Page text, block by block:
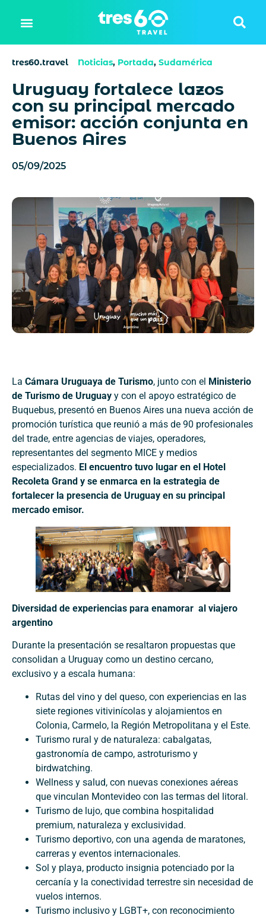
tres60.travel Noticias, Portada, Sudamérica
Uruguay fortalece lazos
con su principal mercado
emisor: acción conjunta en
Buenos Aires
05/09/2025
La Cámara Uruguaya de Turismo, junto con el Ministerio
de Turismo de Uruguay y con el apoyo estratégico de
Buquebus, presentó en Buenos Aires una nueva acción de
promoción turística que reunió a más de 90 profesionales
del trade, entre agencias de viajes, operadores,
representantes del segmento MICE y medios
especializados. El encuentro tuvo lugar en el Hotel
Recoleta Grand y se enmarca en la estrategia de
fortalecer la presencia de Uruguay en su principal
mercado emisor.
Diversidad de experiencias para enamorar al viajero
argentino
Durante la presentación se resaltaron propuestas que
consolidan a Uruguay como un destino cercano,
exclusivo y a escala humana:
Rutas del vino y del queso, con experiencias en las
siete regiones vitivinícolas y alojamientos en
Colonia, Carmelo, la Región Metropolitana y el Este.
Turismo rural y de naturaleza: cabalgatas,
gastronomía de campo, astroturismo y
birdwatching.
Wellness y salud, con nuevas conexiones aéreas
que vinculan Montevideo con las termas del litoral.
Turismo de lujo, que combina hospitalidad
premium, naturaleza y exclusividad.
Turismo deportivo, con una agenda de maratones,
carreras y eventos internacionales.
Sol y playa, producto insignia potenciado por la
cercanía y la conectividad terrestre sin necesidad de
vuelos internos.
Turismo inclusivo y LGBT+, con reconocimiento